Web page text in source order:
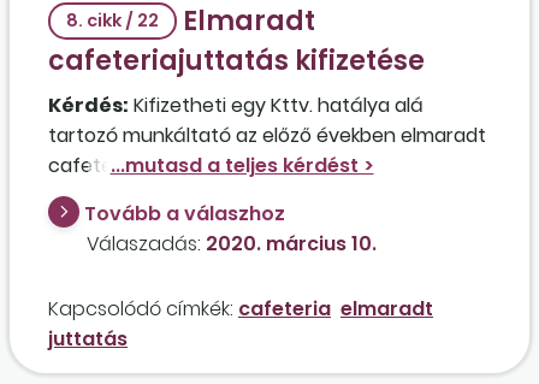
8. cikk / 22
Elmaradt
cafeteriajuttatás kifizetése
Kérdés: Kifizetheti egy Kttv. hatálya alá
tartozó munkáltató az előző években elmaradt
cafeteriajuttatást az általa foglalkoztatott
tisztviselőnek SZÉP kártyára történő utalással?
Abban az esetben, ha igen, milyen járulék- és
adóvonzata lesz a juttatásnak? A kifizetendő
éves keretösszeget.
Tovább a válaszhoz
Válaszadás: 2020. március 10.
Kapcsolódó címkék: cafeteria elmaradt
juttatás